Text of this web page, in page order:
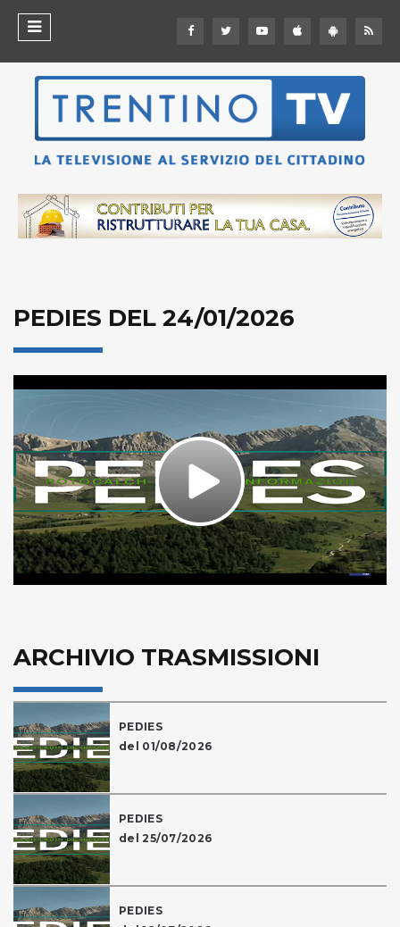
PEDIES DEL 24/01/2026
Play
Video
ARCHIVIO TRASMISSIONI
PEDIES
del 01/08/2026
PEDIES
del 25/07/2026
PEDIES